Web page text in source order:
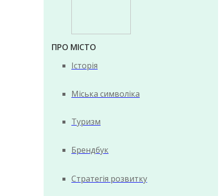
ПРО МІСТО
Історія
Міська символіка
Туризм
Брендбук
Стратегія розвитку